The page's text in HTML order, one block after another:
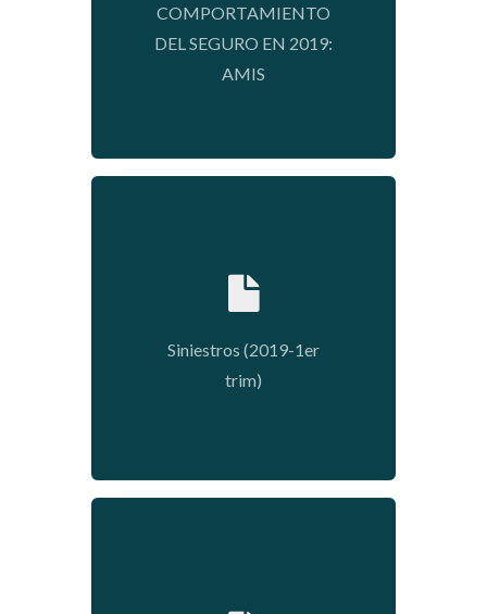
COMPORTAMIENTO
DEL SEGURO EN 2019:
AMIS
Siniestros (2019-1er
trim)